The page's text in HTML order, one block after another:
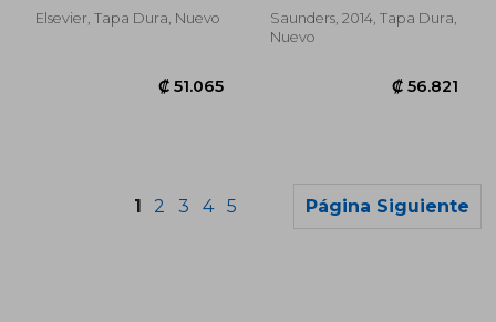
Clinics: Veterinary
CA
Elsevier, Tapa Dura, Nuevo
Saunders, 2014, Tapa Dura,
Nuevo
1 2 3 4 5 Página Siguiente